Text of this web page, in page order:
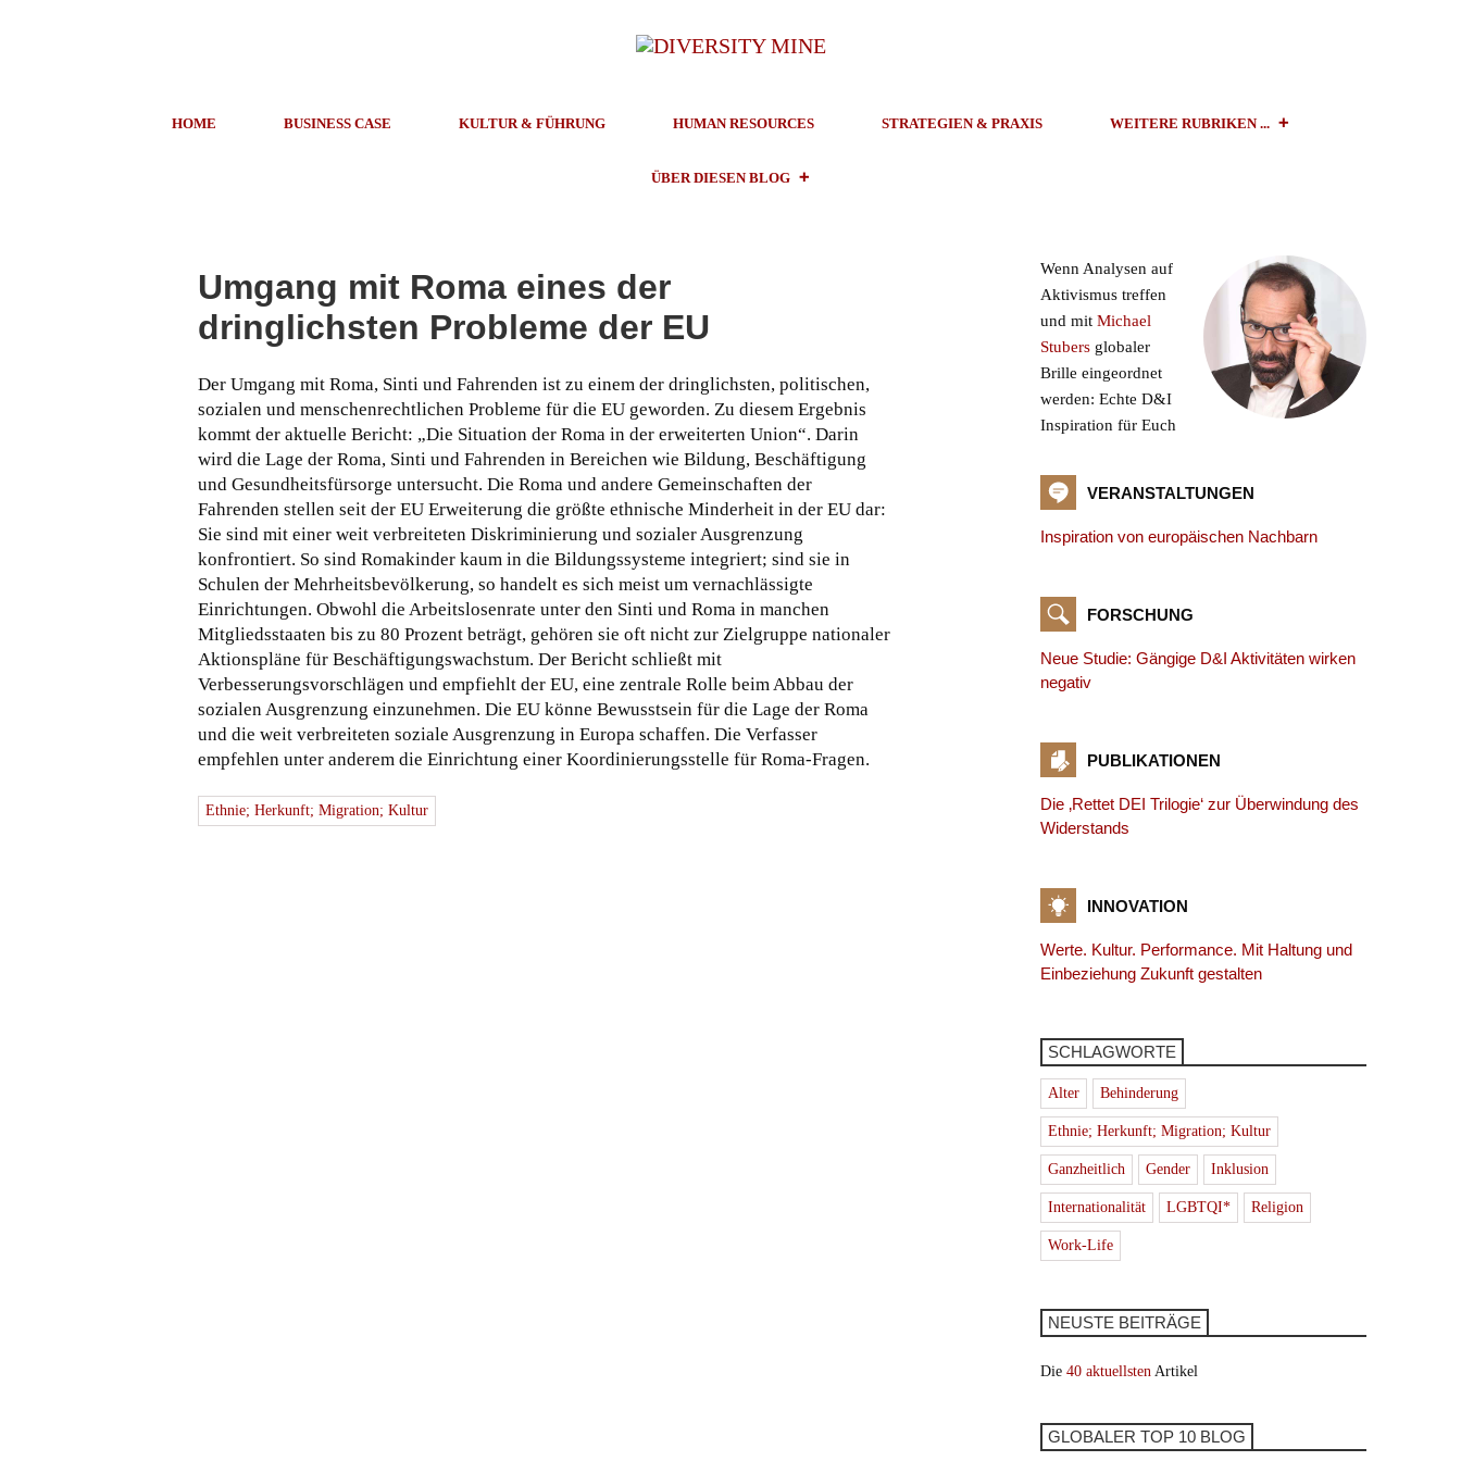
HOME BUSINESS CASE KULTUR & FÜHRUNG HUMAN RESOURCES STRATEGIEN & PRAXIS WEITERE RUBRIKEN ...
ÜBER DIESEN BLOG
Umgang mit Roma eines der
dringlichsten Probleme der EU
Der Umgang mit Roma, Sinti und Fahrenden ist zu einem der dringlichsten, politischen,
sozialen und menschenrechtlichen Probleme für die EU geworden. Zu diesem Ergebnis
kommt der aktuelle Bericht: „Die Situation der Roma in der erweiterten Union“. Darin
wird die Lage der Roma, Sinti und Fahrenden in Bereichen wie Bildung, Beschäftigung
und Gesundheitsfürsorge untersucht. Die Roma und andere Gemeinschaften der
Fahrenden stellen seit der EU Erweiterung die größte ethnische Minderheit in der EU dar:
Sie sind mit einer weit verbreiteten Diskriminierung und sozialer Ausgrenzung
konfrontiert. So sind Romakinder kaum in die Bildungssysteme integriert; sind sie in
Schulen der Mehrheitsbevölkerung, so handelt es sich meist um vernachlässigte
Einrichtungen. Obwohl die Arbeitslosenrate unter den Sinti und Roma in manchen
Mitgliedsstaaten bis zu 80 Prozent beträgt, gehören sie oft nicht zur Zielgruppe nationaler
Aktionspläne für Beschäftigungswachstum. Der Bericht schließt mit
Verbesserungsvorschlägen und empfiehlt der EU, eine zentrale Rolle beim Abbau der
sozialen Ausgrenzung einzunehmen. Die EU könne Bewusstsein für die Lage der Roma
und die weit verbreiteten soziale Ausgrenzung in Europa schaffen. Die Verfasser
empfehlen unter anderem die Einrichtung einer Koordinierungsstelle für Roma-Fragen.
Ethnie; Herkunft; Migration; Kultur
Wenn Analysen auf
Aktivismus treffen
und mit Michael
Stubers globaler
Brille eingeordnet
werden: Echte D&I
Inspiration für Euch
VERANSTALTUNGEN
Inspiration von europäischen Nachbarn
FORSCHUNG
Neue Studie: Gängige D&I Aktivitäten wirken
negativ
PUBLIKATIONEN
Die ‚Rettet DEI Trilogie‘ zur Überwindung des
Widerstands
INNOVATION
Werte. Kultur. Performance. Mit Haltung und
Einbeziehung Zukunft gestalten
SCHLAGWORTE
Alter Behinderung
Ethnie; Herkunft; Migration; Kultur
Ganzheitlich Gender Inklusion
Internationalität LGBTQI* Religion
Work-Life
NEUSTE BEITRÄGE
Die 40 aktuellsten Artikel
GLOBALER TOP 10 BLOG